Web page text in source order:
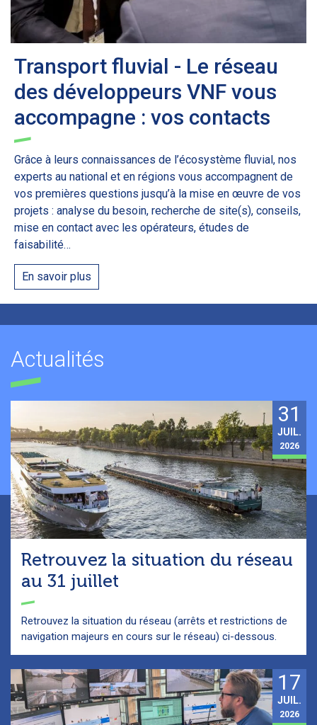
Transport fluvial - Le réseau
des développeurs VNF vous
accompagne : vos contacts
Grâce à leurs connaissances de l’écosystème fluvial, nos
experts au national et en régions vous accompagnent de
vos premières questions jusqu’à la mise en œuvre de vos
projets : analyse du besoin, recherche de site(s), conseils,
mise en contact avec les opérateurs, études de
faisabilité…
En savoir plus
Actualités
Retrouvez la situation du réseau
au 31 juillet
Retrouvez la situation du réseau (arrêts et restrictions de
navigation majeurs en cours sur le réseau) ci-dessous.
31
JUIL.
2026
17
JUIL.
2026